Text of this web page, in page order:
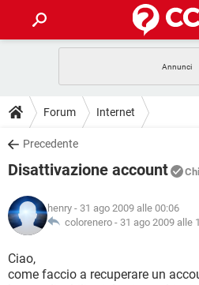
INTRATTENIMENTO
iOS
INSTAGRAM
TIKTOK
HARDWARE
GUIDE
COVID-19
INSTAGRAM
TIKTOK
HARDWARE
DOWNLOAD
COVID-19
INTRATTENIMENTO
iOS
INSTAGRAM
TIKTOK
COVID-19
INTRATTENIMENTO
iOS
GLOSSARIO
COVID-19
INTRATTENIMENTO
Forum Internet
Precedente
Disattivazione account
henry - 31 ago 2009 alle 00:06
colorenero - 31 ago 2009 alle
Ciao,
come faccio a recuperare un